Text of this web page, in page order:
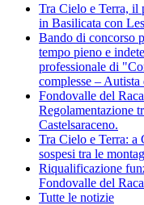
Tra Cielo e Terra, il
in Basilicata con
Bando di concorso
tempo pieno e
professionale di
complesse –
Fondovalle del
Regolamentazione
Castelsaraceno.
Tra Cielo e Terra: a
sospesi tra le
Riqualificazione
Fondovalle del
Tutte le notizie